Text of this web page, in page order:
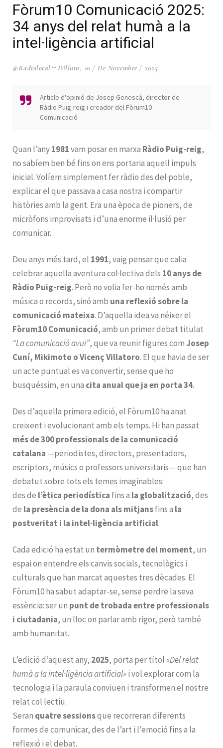
Fòrum10 Comunicació 2025:
34 anys del relat humà a la
intel·ligència artificial
@radiolocal Dilluns, 10 / De Novembre / 2025
Article d'opinió de Josep Genescà, director de
Ràdio Puig-reig i creador del Fòrum10
Comunicació
Quan l’any1981vam posar en marxa Ràdio Puig-reig,
no sabíem ben bé fins on ens portaria aquell impuls
inicial. Volíem simplement fer ràdio des del poble,
explicar el que passava a casa nostra i compartir
històries amb la gent. Era una època de pioners, de
micròfons improvisats i d’una enorme il·lusió per
comunicar.
Deu anys més tard, el 1991, vaig pensar que calia
celebrar aquella aventura col·lectiva dels 10 anys de
Ràdio Puig-reig. Però no volia fer-ho només amb
música o records, sinó amb una reflexió sobre la
comunicació mateixa. D’aquella idea va néixer el
Fòrum10 Comunicació, amb un primer debat titulat
“La comunicació avui”, que va reunir figures comJosep
Cuní, Mikimoto o Vicenç Villatoro. El que havia de ser
un acte puntual es va convertir, sense que ho
busquéssim, en una cita anual que ja en porta 34.
Des d’aquella primera edició, el Fòrum10 ha anat
creixent i evolucionant amb els temps. Hi han passat
més de 300 professionals de la comunicació
catalana —periodistes, directors, presentadors,
escriptors, músics o professors universitaris— que han
debatut sobre tots els temes imaginables:
des de l’ètica periodística fins a la globalització, des
de la presència de la dona als mitjansfins a la
postveritat i la intel·ligència artificial.
Cada edició ha estat un termòmetre del moment, un
espai on entendre els canvis socials, tecnològics i
culturals que han marcat aquestes tres dècades. El
Fòrum10 ha sabut adaptar-se, sense perdre la seva
essència: ser un punt de trobada entre professionals
i ciutadania, un lloc on parlar amb rigor, però també
amb humanitat.
L’edició d’aquest any, 2025, porta per títol«Del relat
humà a la intel·ligència artificial»i vol explorar com la
tecnologia i la paraula conviuen i transformen el nostre
relat col·lectiu.
Seran quatre sessionsque recorreran diferents
formes de comunicar, des de l’art i l’emoció fins a la
reflexió i el debat.